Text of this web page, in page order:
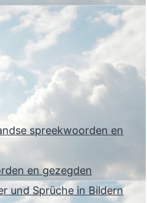
spreekwoorden en
en gezegden
und Sprüche in Bildern